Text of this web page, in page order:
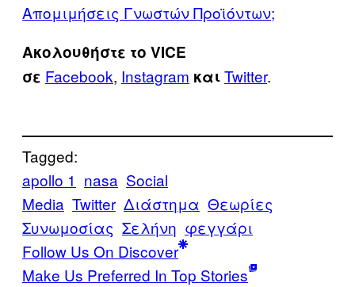
Απομιμήσεις Γνωστών Προϊόντων;
Ακολουθήστε το VICE
σε Facebook, Instagram καιTwitter.
Tagged:
apollo 1 nasa Social
Media Twitter Διάστημα Θεωρίες
Συνωμοσίας Σελήνη φεγγάρι
Follow Us On Discover
Make Us Preferred In Top Stories